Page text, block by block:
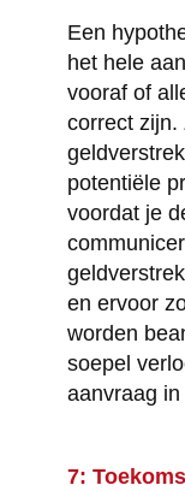
Een
het hele
vooraf of
correct zijn.
potentiële
voordat je
en ervoor
worden
soepel
aanvraag
7: